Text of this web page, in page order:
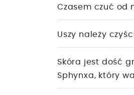
Czasem czuć od
Uszy należy
Skóra jest dość
Sphynxa, który